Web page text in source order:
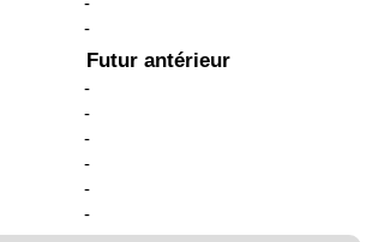
-
Futur antérieur
-
-
-
-
-
-